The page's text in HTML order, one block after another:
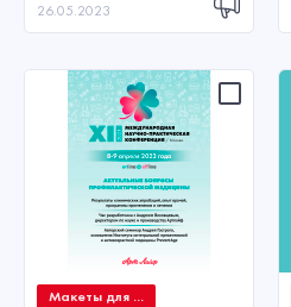
26.05.2023
Макеты для ...